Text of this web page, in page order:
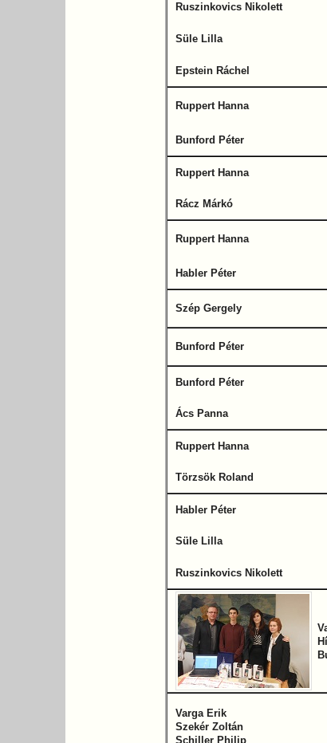
Ruszinkovics Nikolett
Süle Lilla
Epstein Ráchel
Ruppert Hanna
Bunford Péter
Ruppert Hanna
Rácz Márkó
Ruppert Hanna
Habler Péter
Szép Gergely
Bunford Péter
Bunford Péter
Ács Panna
Ruppert Hanna
Törzsök Roland
Habler Péter
Süle Lilla
Ruszinkovics Nikolett
Varga Erik
Szekér Zoltán
Schiller Philip